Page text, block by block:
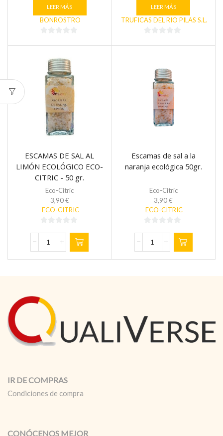
LEER MÁS
BONROSTRO
LEER MÁS
TRUFICAS DEL RIO PILAS S.L.
ESCAMAS DE SAL AL
LIMÓN ECOLÓGICO ECO-
CITRIC - 50 gr.
Eco-Citric
3,90€
ECO-CITRIC
de
5
ESCAMAS
ECO-
CITRIC
50
Escamas de sal a la
naranja ecológica 50gr.
Eco-Citric
3,90€
ECO-CITRIC
de
5
Escamas
cantidad
IR DE COMPRAS
Condiciones de compra
CONÓCENOS MEJOR